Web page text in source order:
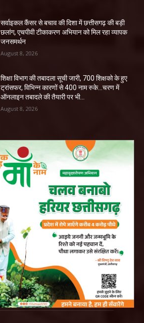
सर्वाइकल कैंसर से बचाव की दिशा में छत्तीसगढ़ की बड़ी
छलांग, एचपीवी टीकाकरण अभियान को मिल रहा व्यापक
जनसमर्थन
August 8, 2026
शिक्षा विभाग की तबादला सूची जारी, 700 शिक्षको के हुए
ट्रांसफर, विभिन्न कारणों से 400 नाम रुके…चरण में
ऑनलाइन तबादले की तैयारी पर भी...
August 8, 2026